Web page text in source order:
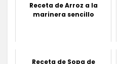
Receta de Arroz a la
marinera sencillo
Receta de Sopa de